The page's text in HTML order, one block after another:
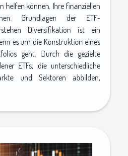
helfen können, Ihre finanziellen
Grundlagen der ETF-
Diversifikation ist ein
es um die Konstruktion eines
geht. Durch die gezielte
ETFs, die unterschiedliche
und Sektoren abbilden,